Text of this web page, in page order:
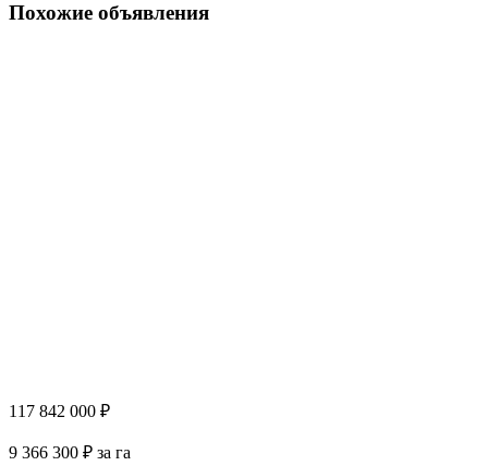
Похожие объявления
117 842 000 ₽
9 366 300 ₽ за га